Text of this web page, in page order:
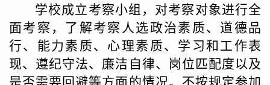
学校成立考察小组， 对考察对象进行全
面考察 ， 了解考察人选政治素质、道德品
行、能力素质、心理素质、学习和工作表
现、遵纪守法、廉洁自律、岗位匹配度以及